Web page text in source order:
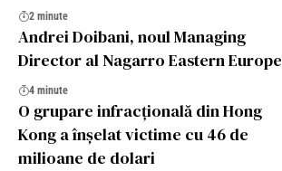
2 minute
Andrei Doibani, noul Managing
Director al Nagarro Eastern Europe
4 minute
O grupare infracțională din Hong
Kong a înșelat victime cu 46 de
milioane de dolari